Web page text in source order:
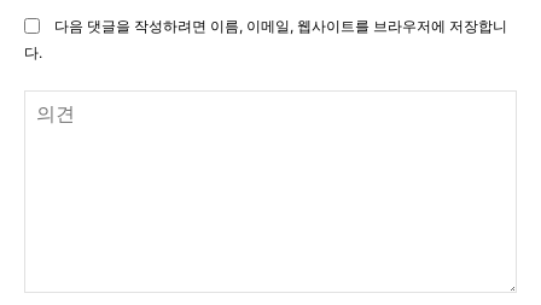
다음 댓글을 작성하려면 이름, 이메일, 웹사이트를 브라우저에 저장합니
다.